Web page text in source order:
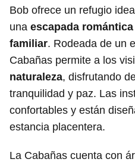
Bob ofrece un refugio
una escapada romántica
familiar. Rodeada de un
Cabañas permite a los
naturaleza, disfrutando
tranquilidad y paz. Las
confortables y están
estancia placentera.
La Cabañas cuenta con